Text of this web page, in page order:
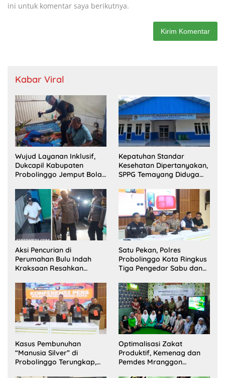
ini untuk komentar saya berikutnya.
Kabar Viral
Wujud Layanan Inklusif,
Dukcapil Kabupaten
Probolinggo Jemput Bola
Disabilitas di Dringu
Kepatuhan Standar
Kesehatan Dipertanyakan,
SPPG Temayang Diduga
Aksi Pencurian di
Perumahan Bulu Indah
Kraksaan Resahkan
Satu Pekan, Polres
Probolinggo Kota Ringkus
Tiga Pengedar Sabu dan
Kasus Pembunuhan
“Manusia Silver” di
Probolinggo Terungkap,
Optimalisasi Zakat
Produktif, Kemenag dan
Pemdes Mranggon